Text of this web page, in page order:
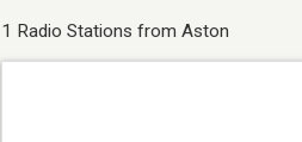
1 Radio Stations from Aston